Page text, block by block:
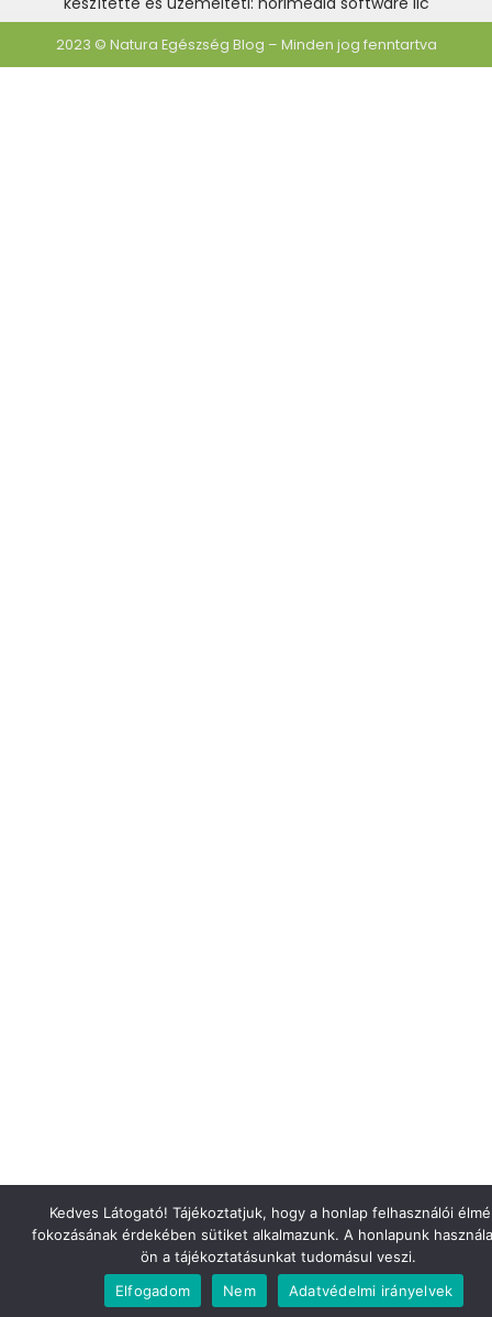
2023 © Natura Egészség Blog – Minden jog fenntartva
Kedves Látogató! Tájékoztatjuk, hogy a honlap felhasználói
fokozásának érdekében sütiket alkalmazunk. A honlapunk
ön a tájékoztatásunkat tudomásul veszi.
Elfogadom
Nem Adatvédelmi irányelvek